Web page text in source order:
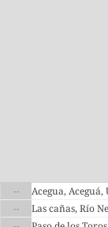
--
Acegua,
--
Las cañas, Río